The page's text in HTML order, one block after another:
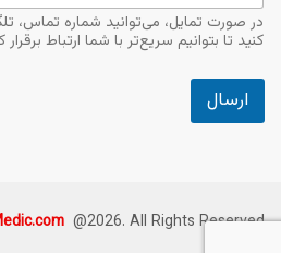
در صورت تمایل، می‌توانید شماره تماس،
کنید تا بتوانیم سریع‌تر با شما ارتباط برقرار
ارسال
@2026. All Rights Reserved